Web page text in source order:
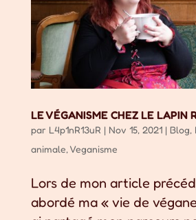
LE VÉGANISME CHEZ LE LAPIN
par L4p1nR13uR | Nov 15, 2021| Blog,
animale, Veganisme
Lors de mon article
abordé ma « vie de